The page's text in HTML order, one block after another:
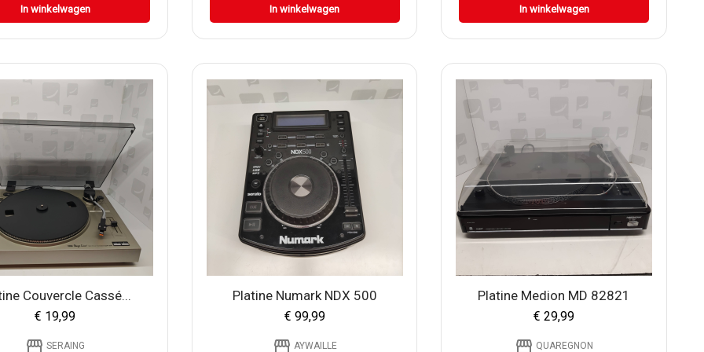
In winkelwagen In winkelwagen In winkelwagen
Couvercle Cassé...
€ 19,99
storefront SERAING
Platine Numark NDX 500
€ 99,99
storefront AYWAILLE
Platine Medion MD 82821
€ 29,99
storefront QUAREGNON